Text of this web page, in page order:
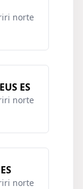
norte
ES
norte
norte